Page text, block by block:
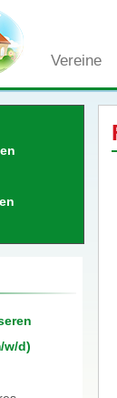
Vereine
w/d)